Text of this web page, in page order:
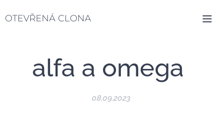
OTEVŘENÁ CLONA
alfa a omega
08.09.2023